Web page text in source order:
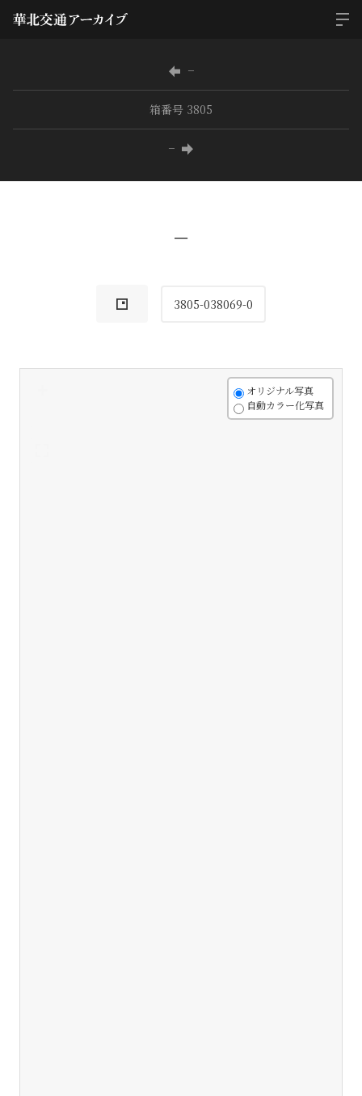
−
箱番号 3805
−
−
3805-038069-0
オリジナル写真
自動カラー化写真